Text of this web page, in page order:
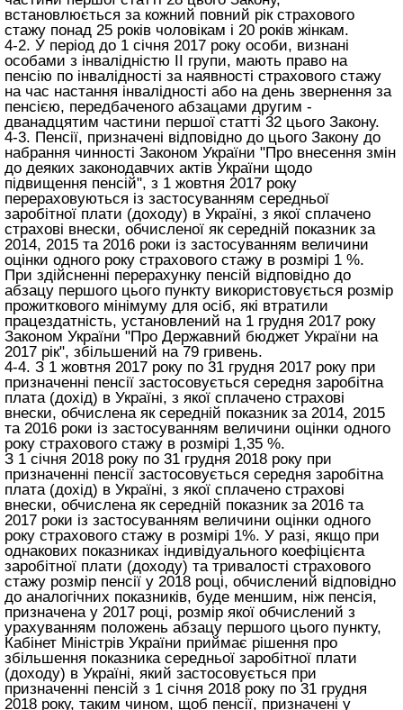
встановлюється за кожний повний рік страхового
стажу понад 25 років чоловікам і 20 років жінкам.
4-2. У період до 1 січня 2017 року особи, визнані
особами з інвалідністю II групи, мають право на
пенсію по інвалідності за наявності страхового стажу
на час настання інвалідності або на день звернення за
пенсією, передбаченого абзацами другим -
дванадцятим частини першої статті 32 цього Закону.
4-3. Пенсії, призначені відповідно до цього Закону до
набрання чинності Законом України "Про внесення змін
до деяких законодавчих актів України щодо
підвищення пенсій", з 1 жовтня 2017 року
перераховуються із застосуванням середньої
заробітної плати (доходу) в Україні, з якої сплачено
страхові внески, обчисленої як середній показник за
2014, 2015 та 2016 роки із застосуванням величини
оцінки одного року страхового стажу в розмірі 1 %.
При здійсненні перерахунку пенсій відповідно до
абзацу першого цього пункту використовується розмір
прожиткового мінімуму для осіб, які втратили
працездатність, установлений на 1 грудня 2017 року
Законом України "Про Державний бюджет України на
2017 рік", збільшений на 79 гривень.
4-4. З 1 жовтня 2017 року по 31 грудня 2017 року при
призначенні пенсії застосовується середня заробітна
плата (дохід) в Україні, з якої сплачено страхові
внески, обчислена як середній показник за 2014, 2015
та 2016 роки із застосуванням величини оцінки одного
року страхового стажу в розмірі 1,35 %.
З 1 січня 2018 року по 31 грудня 2018 року при
призначенні пенсії застосовується середня заробітна
плата (дохід) в Україні, з якої сплачено страхові
внески, обчислена як середній показник за 2016 та
2017 роки із застосуванням величини оцінки одного
року страхового стажу в розмірі 1%. У разі, якщо при
однакових показниках індивідуального коефіцієнта
заробітної плати (доходу) та тривалості страхового
стажу розмір пенсії у 2018 році, обчислений відповідно
до аналогічних показників, буде меншим, ніж пенсія,
призначена у 2017 році, розмір якої обчислений з
урахуванням положень абзацу першого цього пункту,
Кабінет Міністрів України приймає рішення про
збільшення показника середньої заробітної плати
(доходу) в Україні, який застосовується при
призначенні пенсій з 1 січня 2018 року по 31 грудня
2018 року, таким чином, щоб пенсії, призначені у